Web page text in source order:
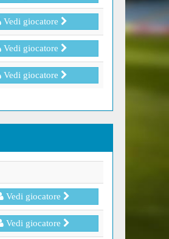
Vedi giocatore
Vedi giocatore
Vedi giocatore
Vedi giocatore
Vedi giocatore